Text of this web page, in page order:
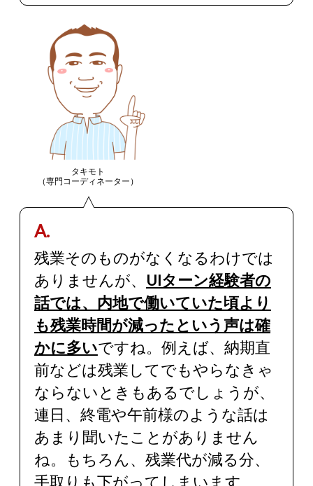
タキモト
（専門コーディネーター）
A.
残業そのものがなくなるわけでは
ありませんが、 UIターン経験者の
話では、内地で働いていた頃より
も残業時間が減ったという声は確
かに多いですね。例えば、 納期直
前などは残業してでもやらなきゃ
ならないときもあるでしょ うが、
連日、 終電や午前様のような話は
あまり聞いたことがありません
ね。もちろん、残業代が減る分、
手取りも下がってしまいます